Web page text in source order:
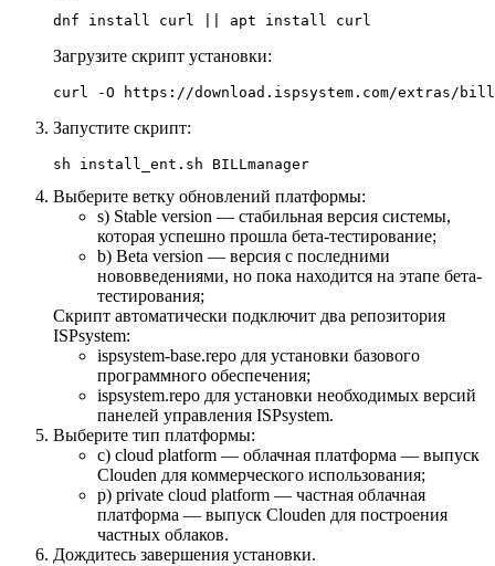
dnf install curl || apt install curl
Загрузите скрипт установки:
curl -O https://download.ispsystem.com/extras/
Запустите скрипт:
sh install_ent.sh BILLmanager
Выберите ветку обновлений платформы:
s) Stable version — стабильная версия системы,
которая успешно прошла бета-тестирование;
b) Beta version — версия с последними
нововведениями, но пока находится на этапе бета-
тестирования;
Скрипт автоматически подключит два репозитория
ISPsystem:
ispsystem-base.repo для установки базового
программного обеспечения;
ispsystem.repo для установки необходимых версий
панелей управления ISPsystem.
Выберите тип платформы:
c) cloud platform — облачная платформа — выпуск
Clouden для коммерческого использования;
p) private cloud platform — частная облачная
платформа — выпуск Clouden для построения
частных облаков.
Дождитесь завершения установки.